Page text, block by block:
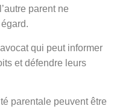
parent ne
qui peut informer
et défendre leurs
parentale peuvent être